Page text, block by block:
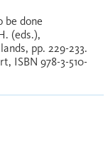
be done
(eds.),
pp. 229-233.
ISBN 978-3-510-